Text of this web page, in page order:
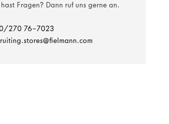
hast Fragen? Dann ruf uns gerne an.
270 76-7023